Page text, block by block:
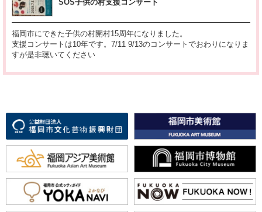
SOS子供の村支援コンサート
福岡市にできた子供の村開村15周年になりました。
支援コンサートは10年です。7/11 9/13のコンサートでおわりになりま
すが是非聴いてください